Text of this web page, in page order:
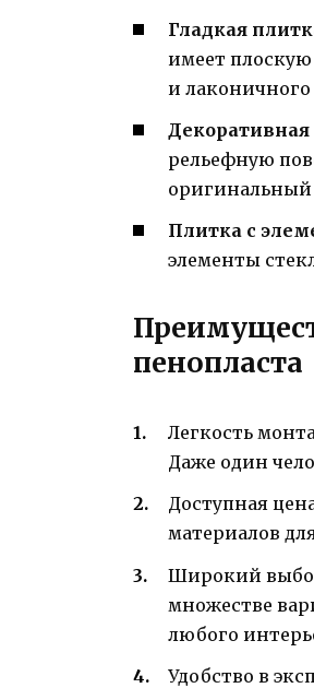
Гладкая
имеет плоскую
и лаконичного
рельефную
оригинальный
Плитка с
элементы
пенопласта
Легкость
Даже один
Доступная
материалов
Широкий
множестве
любого
Удобство в